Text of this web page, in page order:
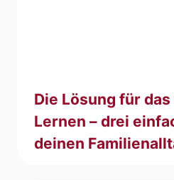
Die Lösung für
Lernen – drei
deinen